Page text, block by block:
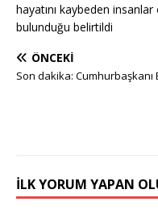
hayatını kaybeden
bulunduğu belirtildi
ÖNCEKI
Son dakika:
İLK YORUM YAPAN